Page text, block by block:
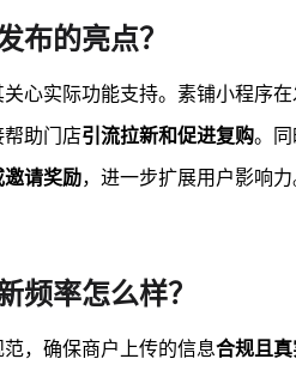
布的亮点？
心实际功能支持。素铺小程序
助门店引流拉新和促进复购。
请奖励，进一步扩展用户影响
频率怎么样？
，确保商户上传的信息合规且